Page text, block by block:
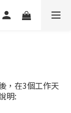
，在3個工作天
明: